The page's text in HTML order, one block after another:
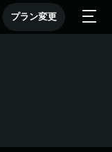
プラン変更